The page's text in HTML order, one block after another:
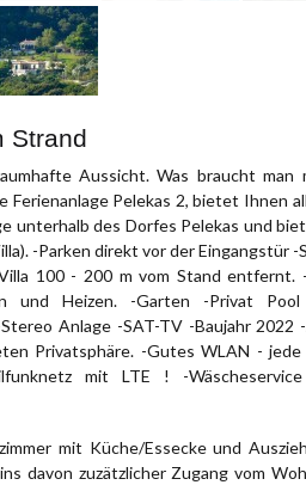
Strand
Aussicht. Was braucht man
Ferienanlage Pelekas 2, bietet Ihnen
unterhalb des Dorfes Pelekas und
-Parken direkt vor der Eingangstür
100 - 200 m vom Stand entfernt.
und Heizen. -Garten -Privat
Anlage -SAT-TV -Baujahr 2022
Privatsphäre. -Gutes WLAN -
mit LTE ! -
mit Küche/Essecke und
davon zuzätzlicher Zugang vom